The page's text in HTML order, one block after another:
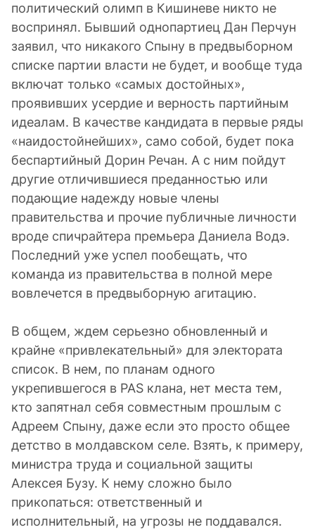
политический олимп в Кишиневе никто не
воспринял. Бывший однопартиец Дан Перчун
заявил, что никакого Спыну в предвыборном
списке партии власти не будет, и вообще туда
включат только «самых достойных»,
проявивших усердие и верность партийным
идеалам. В качестве кандидата в первые ряды
«наидостойнейших», само собой, будет пока
беспартийный Дорин Речан. А с ним пойдут
другие отличившиеся преданностью или
подающие надежду новые члены
правительства и прочие публичные личности
вроде спичрайтера премьера Даниела Водэ.
Последний уже успел пообещать, что
команда из правительства в полной мере
вовлечется в предвыборную агитацию.
В общем, ждем серьезно обновленный и
крайне «привлекательный» для электората
список. В нем, по планам одного
укрепившегося в PAS клана, нет места тем,
кто запятнал себя совместным прошлым с
Адреем Спыну, даже если это просто общее
детство в молдавском селе. Взять, к примеру,
министра труда и социальной защиты
Алексея Бузу. К нему сложно было
прикопаться: ответственный и
исполнительный, на угрозы не поддавался.